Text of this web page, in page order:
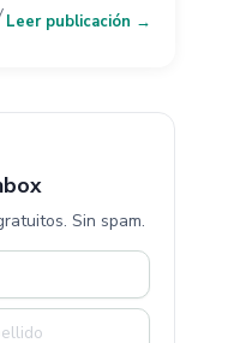
Leer publicación →
Sin spam.